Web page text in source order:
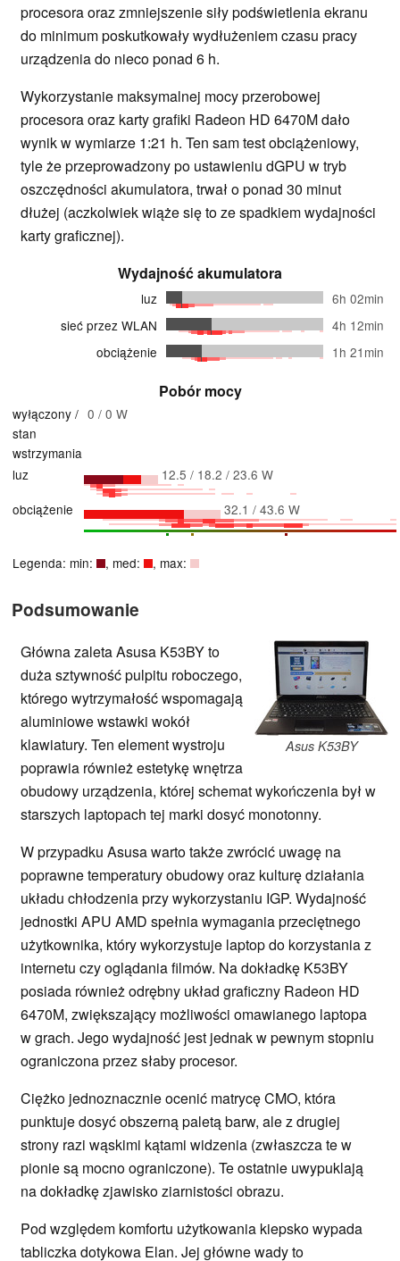
procesora oraz zmniejszenie siły podświetlenia ekranu
do minimum poskutkowały wydłużeniem czasu pracy
urządzenia do nieco ponad 6 h.
Wykorzystanie maksymalnej mocy przerobowej
procesora oraz karty grafiki Radeon HD 6470M dało
wynik w wymiarze 1:21 h. Ten sam test obciążeniowy,
tyle że przeprowadzony po ustawieniu dGPU w tryb
oszczędności akumulatora, trwał o ponad 30 minut
dłużej (aczkolwiek wiąże się to ze spadkiem wydajności
karty graficznej).
Wydajność akumulatora
luz
6h 02min
sieć przez WLAN
4h 12min
obciążenie
1h 21min
Pobór mocy
wyłączony /
stan
wstrzymania
0 / 0 W
luz
12.5 / 18.2 / 23.6 W
obciążenie
32.1 / 43.6 W
Legenda: min: , med: , max:
Podsumowanie
Asus K53BY
Główna zaleta Asusa K53BY to
duża sztywność pulpitu roboczego,
którego wytrzymałość wspomagają
aluminiowe wstawki wokół
klawiatury. Ten element wystroju
poprawia również estetykę wnętrza
obudowy urządzenia, której schemat wykończenia był w
starszych laptopach tej marki dosyć monotonny.
W przypadku Asusa warto także zwrócić uwagę na
poprawne temperatury obudowy oraz kulturę działania
układu chłodzenia przy wykorzystaniu IGP. Wydajność
jednostki APU AMD spełnia wymagania przeciętnego
użytkownika, który wykorzystuje laptop do korzystania z
internetu czy oglądania filmów. Na dokładkę K53BY
posiada również odrębny układ graficzny Radeon HD
6470M, zwiększający możliwości omawianego laptopa
w grach. Jego wydajność jest jednak w pewnym stopniu
ograniczona przez słaby procesor.
Ciężko jednoznacznie ocenić matrycę CMO, która
punktuje dosyć obszerną paletą barw, ale z drugiej
strony razi wąskimi kątami widzenia (zwłaszcza te w
pionie są mocno ograniczone). Te ostatnie uwypuklają
na dokładkę zjawisko ziarnistości obrazu.
Pod względem komfortu użytkowania kiepsko wypada
tabliczka dotykowa Elan. Jej główne wady to